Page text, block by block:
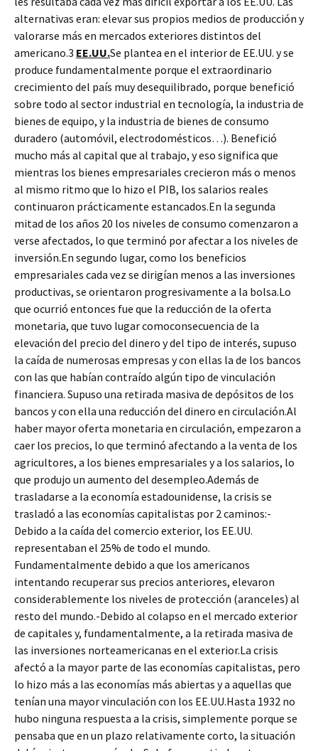
alternativas eran: elevar sus propios medios de producción y
valorarse más en mercados exteriores distintos del
americano.3 EE.UU.Se plantea en el interior de EE.UU. y se
produce fundamentalmente porque el extraordinario
crecimiento del país muy desequilibrado, porque benefició
sobre todo al sector industrial en tecnología, la industria de
bienes de equipo, y la industria de bienes de consumo
duradero (automóvil, electrodomésticos…). Benefició
mucho más al capital que al trabajo, y eso significa que
mientras los bienes empresariales crecieron más o menos
al mismo ritmo que lo hizo el PIB, los salarios reales
continuaron prácticamente estancados.En la segunda
mitad de los años 20 los niveles de consumo comenzaron a
verse afectados, lo que terminó por afectar a los niveles de
inversión.En segundo lugar, como los beneficios
empresariales cada vez se dirigían menos a las inversiones
productivas, se orientaron progresivamente a la bolsa.Lo
que ocurrió entonces fue que la reducción de la oferta
monetaria, que tuvo lugar comoconsecuencia de la
elevación del precio del dinero y del tipo de interés, supuso
la caída de numerosas empresas y con ellas la de los bancos
con las que habían contraído algún tipo de vinculación
financiera. Supuso una retirada masiva de depósitos de los
bancos y con ella una reducción del dinero en circulación.Al
haber mayor oferta monetaria en circulación, empezaron a
caer los precios, lo que terminó afectando a la venta de los
agricultores, a los bienes empresariales y a los salarios, lo
que produjo un aumento del desempleo.Además de
trasladarse a la economía estadounidense, la crisis se
trasladó a las economías capitalistas por 2 caminos:-
Debido a la caída del comercio exterior, los EE.UU.
representaban el 25% de todo el mundo.
Fundamentalmente debido a que los americanos
intentando recuperar sus precios anteriores, elevaron
considerablemente los niveles de protección (aranceles) al
resto del mundo.-Debido al colapso en el mercado exterior
de capitales y, fundamentalmente, a la retirada masiva de
las inversiones norteamericanas en el exterior.La crisis
afectó a la mayor parte de las economías capitalistas, pero
lo hizo más a las economías más abiertas y a aquellas que
tenían una mayor vinculación con los EE.UU.Hasta 1932 no
hubo ninguna respuesta a la crisis, simplemente porque se
pensaba que en un plazo relativamente corto, la situación